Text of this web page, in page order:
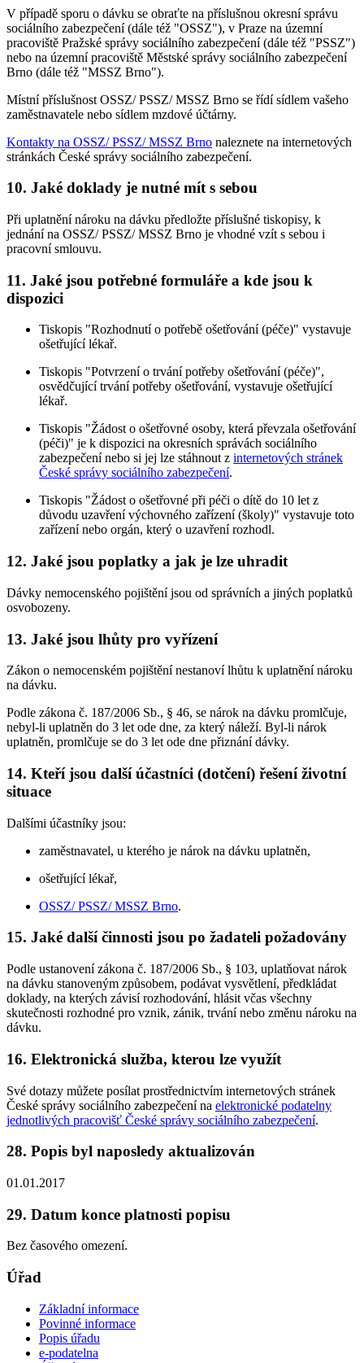
V případě sporu o dávku se obraťte na příslušnou okresní správu
sociálního zabezpečení (dále též "OSSZ"), v Praze na územní
pracoviště Pražské správy sociálního zabezpečení (dále též "PSSZ")
nebo na územní pracoviště Městské správy sociálního zabezpečení
Brno (dále též "MSSZ Brno").
Místní příslušnost OSSZ/ PSSZ/ MSSZ Brno se řídí sídlem vašeho
zaměstnavatele nebo sídlem mzdové účtárny.
Kontakty na OSSZ/ PSSZ/ MSSZ Brno naleznete na internetových
stránkách České správy sociálního zabezpečení.
10. Jaké doklady je nutné mít s sebou
Při uplatnění nároku na dávku předložte příslušné tiskopisy, k
jednání na OSSZ/ PSSZ/ MSSZ Brno je vhodné vzít s sebou i
pracovní smlouvu.
11. Jaké jsou potřebné formuláře a kde jsou k
dispozici
Tiskopis "Rozhodnutí o potřebě ošetřování (péče)" vystavuje
ošetřující lékař.
Tiskopis "Potvrzení o trvání potřeby ošetřování (péče)",
osvědčující trvání potřeby ošetřování, vystavuje ošetřující
lékař.
Tiskopis "Žádost o ošetřovné osoby, která převzala ošetřování
(péči)" je k dispozici na okresních správách sociálního
zabezpečení nebo si jej lze stáhnout z internetových stránek
České správy sociálního zabezpečení.
Tiskopis "Žádost o ošetřovné při péči o dítě do 10 let z
důvodu uzavření výchovného zařízení (školy)" vystavuje toto
zařízení nebo orgán, který o uzavření rozhodl.
12. Jaké jsou poplatky a jak je lze uhradit
Dávky nemocenského pojištění jsou od správních a jiných poplatků
osvobozeny.
13. Jaké jsou lhůty pro vyřízení
Zákon o nemocenském pojištění nestanoví lhůtu k uplatnění nároku
na dávku.
Podle zákona č. 187/2006 Sb., § 46, se nárok na dávku promlčuje,
nebyl-li uplatněn do 3 let ode dne, za který náleží. Byl-li nárok
uplatněn, promlčuje se do 3 let ode dne přiznání dávky.
14. Kteří jsou další účastníci (dotčení) řešení životní
situace
Dalšími účastníky jsou:
zaměstnavatel, u kterého je nárok na dávku uplatněn,
ošetřující lékař,
OSSZ/ PSSZ/ MSSZ Brno.
15. Jaké další činnosti jsou po žadateli požadovány
Podle ustanovení zákona č. 187/2006 Sb., § 103, uplatňovat nárok
na dávku stanoveným způsobem, podávat vysvětlení, předkládat
doklady, na kterých závisí rozhodování, hlásit včas všechny
skutečnosti rozhodné pro vznik, zánik, trvání nebo změnu nároku na
dávku.
16. Elektronická služba, kterou lze využít
Své dotazy můžete posílat prostřednictvím internetových stránek
České správy sociálního zabezpečení na elektronické podatelny
jednotlivých pracovišť České správy sociálního zabezpečení.
28. Popis byl naposledy aktualizován
01.01.2017
29. Datum konce platnosti popisu
Bez časového omezení.
Úřad
Základní informace
Povinné informace
Popis úřadu
e-podatelna